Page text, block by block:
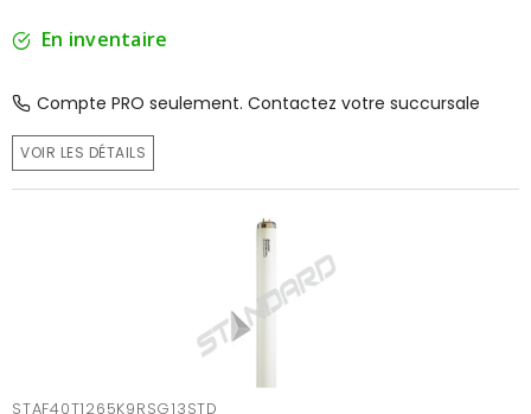
En inventaire
Compte PRO seulement. Contactez votre succursale
VOIR LES DÉTAILS
STAF40T1265K9RSG13STD